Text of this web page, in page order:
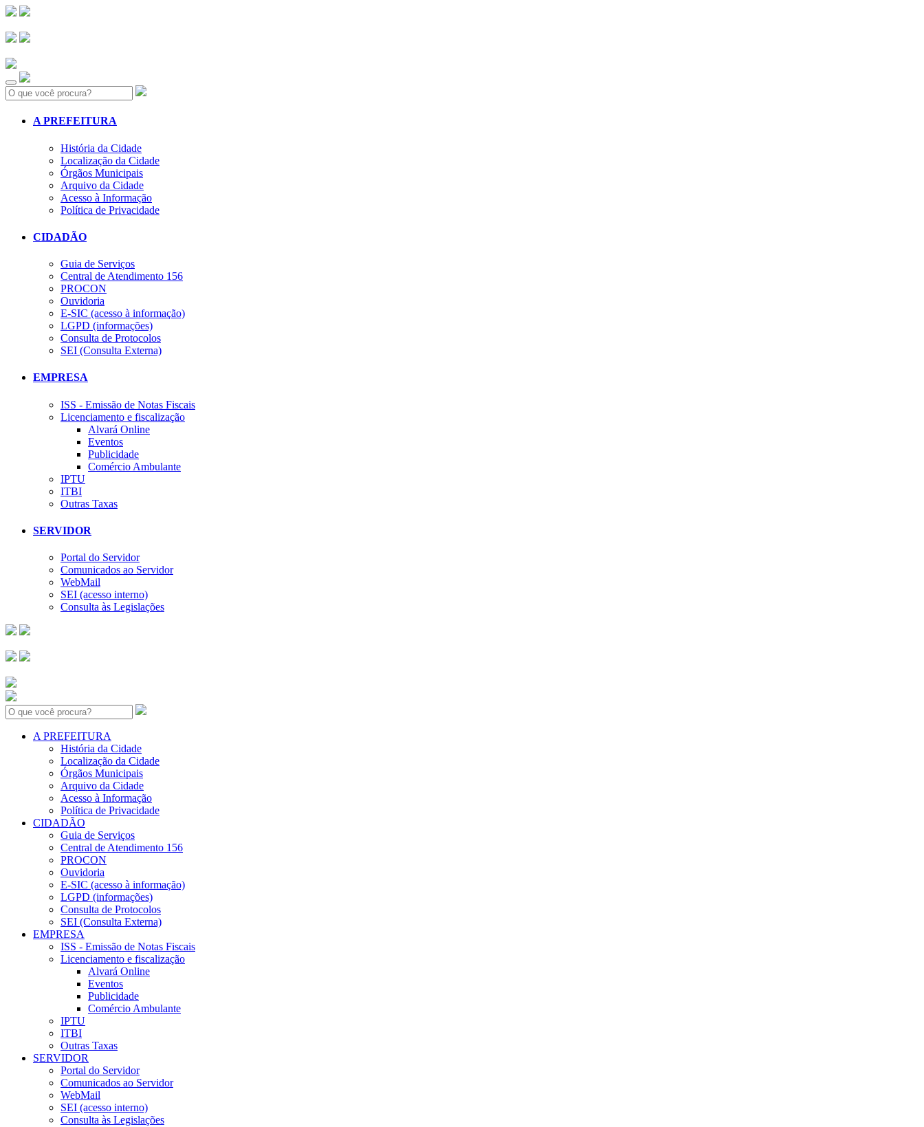
Search:
A PREFEITURA
História da Cidade
Localização da Cidade
Órgãos Municipais
Arquivo da Cidade
Acesso à Informação
Política de Privacidade
CIDADÃO
Guia de Serviços
Central de Atendimento 156
PROCON
Ouvidoria
E-SIC (acesso à informação)
LGPD (informações)
Consulta de Protocolos
SEI (Consulta Externa)
EMPRESA
ISS - Emissão de Notas Fiscais
Licenciamento e fiscalização
Alvará Online
Eventos
Publicidade
Comércio Ambulante
IPTU
ITBI
Outras Taxas
SERVIDOR
Portal do Servidor
Comunicados ao Servidor
WebMail
SEI (acesso interno)
Consulta às Legislações
Search:
A PREFEITURA
História da Cidade
Localização da Cidade
Órgãos Municipais
Arquivo da Cidade
Acesso à Informação
Política de Privacidade
CIDADÃO
Guia de Serviços
Central de Atendimento 156
PROCON
Ouvidoria
E-SIC (acesso à informação)
LGPD (informações)
Consulta de Protocolos
SEI (Consulta Externa)
EMPRESA
ISS - Emissão de Notas Fiscais
Licenciamento e fiscalização
Alvará Online
Eventos
Publicidade
Comércio Ambulante
IPTU
ITBI
Outras Taxas
SERVIDOR
Portal do Servidor
Comunicados ao Servidor
WebMail
SEI (acesso interno)
Consulta às Legislações